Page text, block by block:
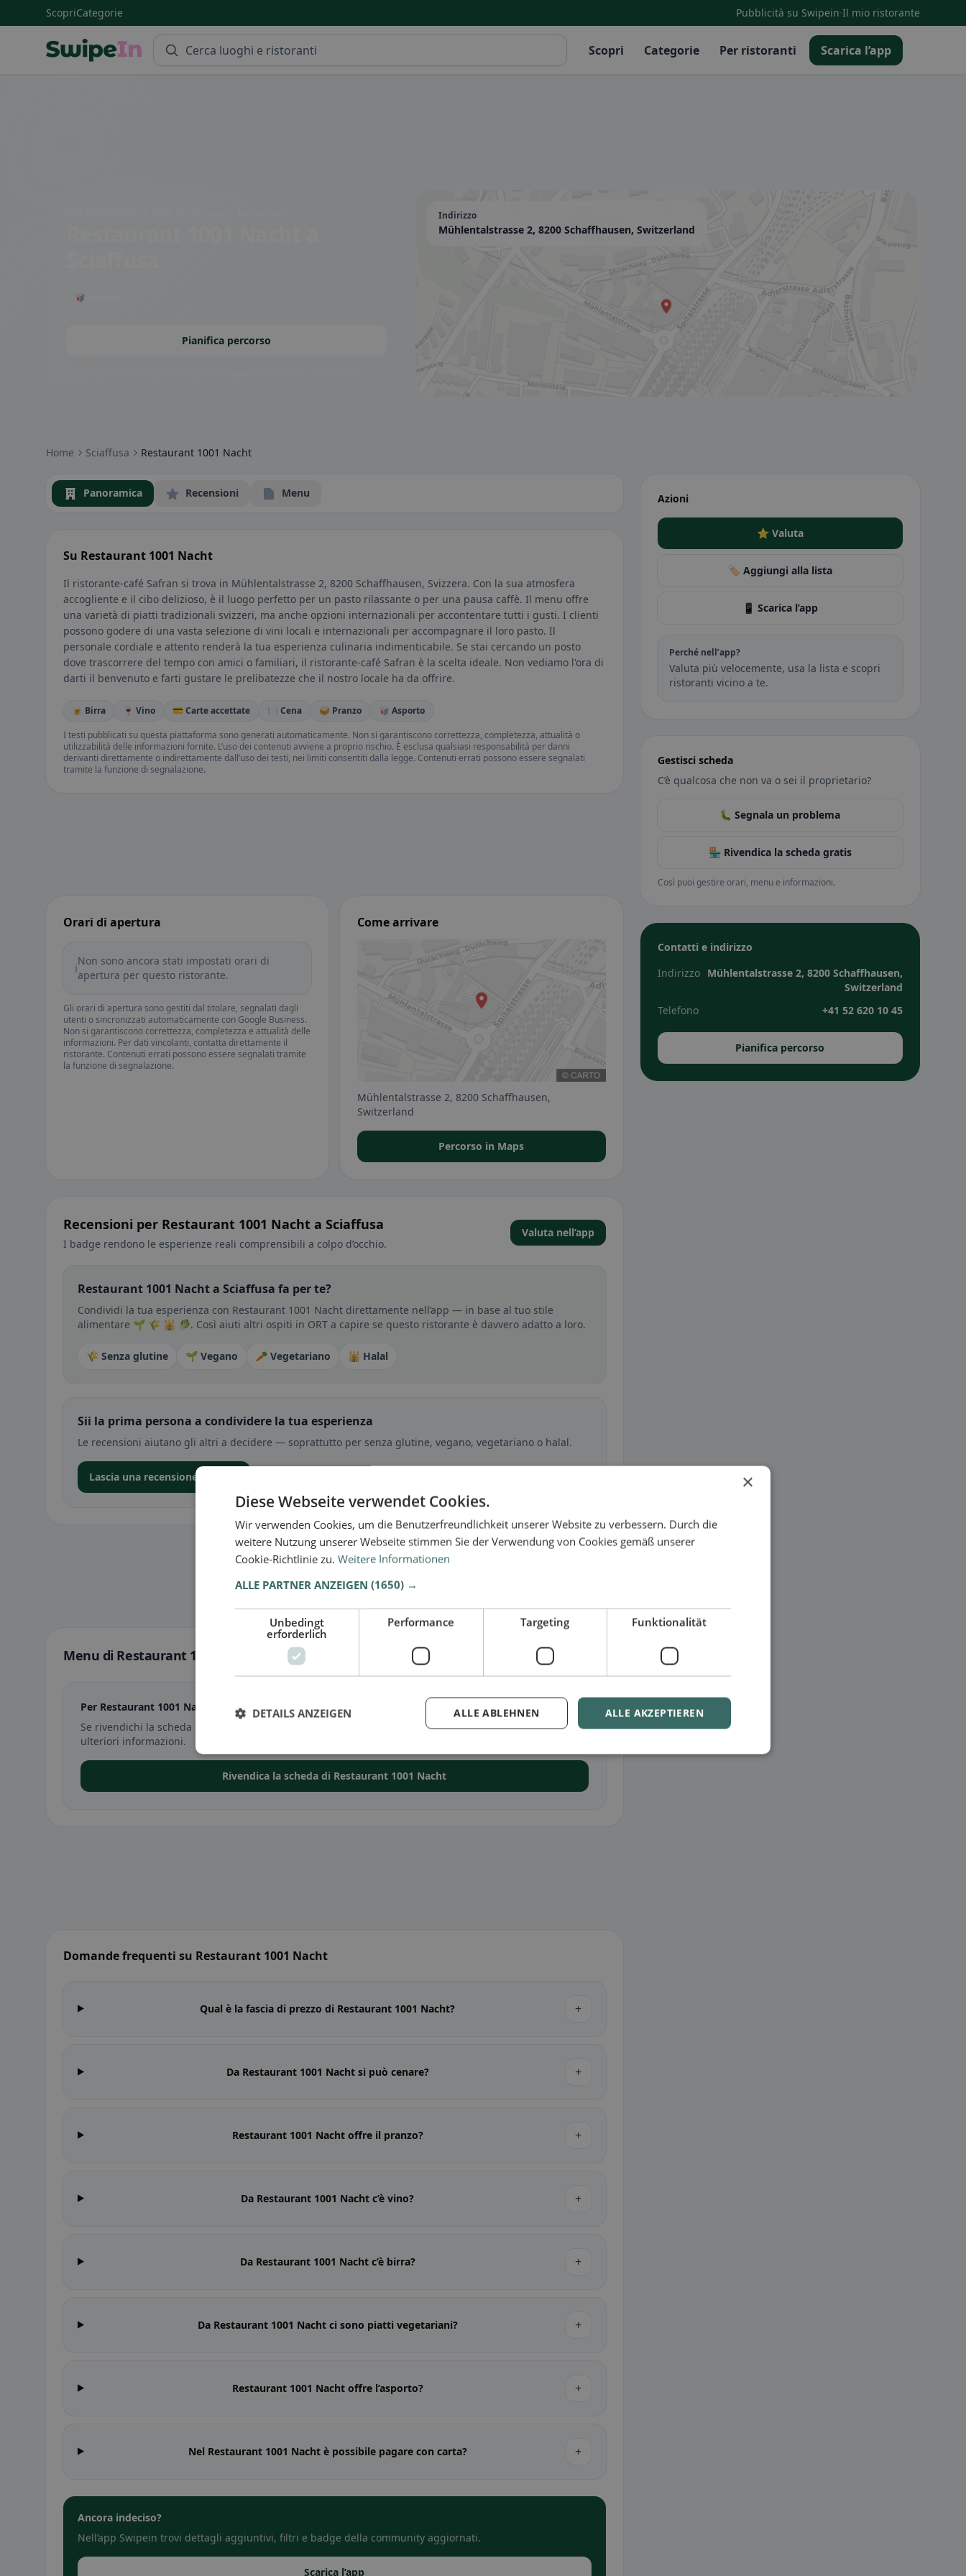
ScopriCategorie Pubblicità su Swipein·Il mio ristorante
Scopri Categorie Per ristoranti Scarica l’app
🥡 Asporto
Pianifica percorso
Indirizzo
Mühlentalstrasse 2, 8200 Schaffhausen, Switzerland
Home Sciaffusa Restaurant 1001 Nacht
Panoramica Recensioni Menu
Su Restaurant 1001 Nacht
Il ristorante-café Safran si trova in Mühlentalstrasse 2, 8200 Schaffhausen, Svizzera. Con la sua atmosfera
accogliente e il cibo delizioso, è il luogo perfetto per un pasto rilassante o per una pausa caffè. Il menu offre
una varietà di piatti tradizionali svizzeri, ma anche opzioni internazionali per accontentare tutti i gusti. I clienti
possono godere di una vasta selezione di vini locali e internazionali per accompagnare il loro pasto. Il
personale cordiale e attento renderà la tua esperienza culinaria indimenticabile. Se stai cercando un posto
dove trascorrere del tempo con amici o familiari, il ristorante-café Safran è la scelta ideale. Non vediamo l'ora di
darti il benvenuto e farti gustare le prelibatezze che il nostro locale ha da offrire.
🍺 Birra 🍷 Vino 💳 Carte accettate 🍽️ Cena 🥪 Pranzo
🥡 Asporto
I testi pubblicati su questa piattaforma sono generati automaticamente. Non si garantiscono correttezza, completezza, attualità o
utilizzabilità delle informazioni fornite. L’uso dei contenuti avviene a proprio rischio. È esclusa qualsiasi responsabilità per danni
derivanti direttamente o indirettamente dall’uso dei testi, nei limiti consentiti dalla legge. Contenuti errati possono essere segnalati
tramite la funzione di segnalazione.
Orari di apertura
ℹ️Non sono ancora stati impostati orari di
apertura per questo ristorante.
Gli orari di apertura sono gestiti dal titolare, segnalati dagli
utenti o sincronizzati automaticamente con Google Business.
Non si garantiscono correttezza, completezza e attualità delle
informazioni. Per dati vincolanti, contatta direttamente il
ristorante. Contenuti errati possono essere segnalati tramite
la funzione di segnalazione.
Come arrivare
Mühlentalstrasse 2, 8200 Schaffhausen,
Switzerland
Percorso in Maps
Recensioni per Restaurant 1001 Nacht a Sciaffusa
I badge rendono le esperienze reali comprensibili a colpo d’occhio.
Valuta nell’app
Restaurant 1001 Nacht a Sciaffusa fa per te?
Condividi la tua esperienza con Restaurant 1001 Nacht direttamente nell’app — in base al tuo stile
alimentare 🌱 🌾 🕌 🥬. Così aiuti altri ospiti in ORT a capire se questo ristorante è davvero adatto a loro.
🌾 Senza glutine 🌱 Vegano 🥕 Vegetariano 🕌 Halal
Sii la prima persona a condividere la tua esperienza
Le recensioni aiutano gli altri a decidere — soprattutto per senza glutine, vegano, vegetariano o halal.
Lascia una recensione nell’app
Menu di Restaurant 1001 Nacht a Sciaffusa
Per Restaurant 1001 Nacht a Sciaffusa non è ancora stato inserito alcun menu
Se rivendichi la scheda di Restaurant 1001 Nacht a Sciaffusa, potrai caricare un menu e aggiornare
ulteriori informazioni.
Rivendica la scheda di Restaurant 1001 Nacht
Domande frequenti su Restaurant 1001 Nacht
Qual è la fascia di prezzo di Restaurant 1001 Nacht? +
Da Restaurant 1001 Nacht si può cenare? +
Restaurant 1001 Nacht offre il pranzo? +
Da Restaurant 1001 Nacht c’è vino? +
Da Restaurant 1001 Nacht c’è birra? +
Da Restaurant 1001 Nacht ci sono piatti vegetariani? +
Restaurant 1001 Nacht offre l’asporto? +
Nel Restaurant 1001 Nacht è possibile pagare con carta? +
Ancora indeciso?
Nell’app Swipein trovi dettagli aggiuntivi, filtri e badge della community aggiornati.
Scarica l’app
Azioni
⭐ Valuta
🏷️ Aggiungi alla lista
📱 Scarica l’app
Perché nell’app?
Valuta più velocemente, usa la lista e scopri
ristoranti vicino a te.
Gestisci scheda
C’è qualcosa che non va o sei il proprietario?
🐛 Segnala un problema
🏪 Rivendica la scheda gratis
Così puoi gestire orari, menu e informazioni.
Contatti e indirizzo
Indirizzo Mühlentalstrasse 2, 8200 Schaffhausen,
Switzerland
Telefono
+41 52 620 10 45
Pianifica percorso
×
Diese Webseite verwendet Cookies.
Wir verwenden Cookies, um die Benutzerfreundlichkeit unserer Website zu verbessern. Durch die
weitere Nutzung unserer Webseite stimmen Sie der Verwendung von Cookies gemäß unserer
Cookie-Richtlinie zu. Weitere Informationen
ALLE PARTNER ANZEIGEN (1650) →
Unbedingt
erforderlich
Performance Targeting Funktionalität
ALLE AKZEPTIEREN
ALLE ABLEHNEN
DETAILS ANZEIGEN